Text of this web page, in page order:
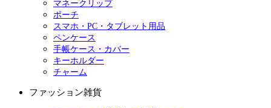
マネークリップ
ポーチ
スマホ・PC・タブレット用品
ペンケース
手帳ケース・カバー
キーホルダー
チャーム
ファッション雑貨